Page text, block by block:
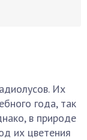
Их
года, так
в природе
их цветения